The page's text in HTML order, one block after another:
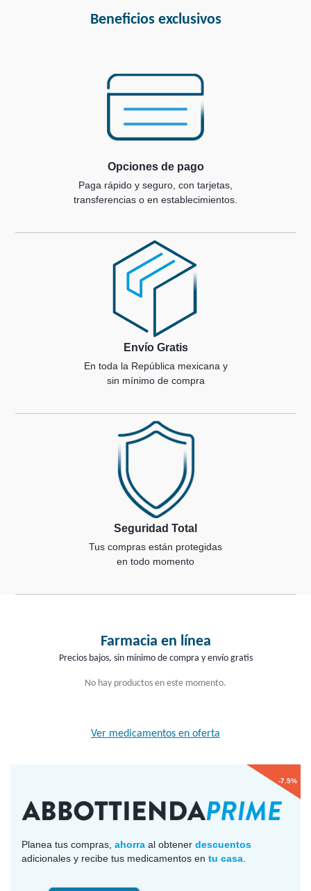
Beneficios exclusivos
Opciones de pago
Paga rápido y seguro, con tarjetas,
transferencias o en establecimientos.
Envío Gratis
En toda la República mexicana y
sin mínimo de compra
Seguridad Total
Tus compras están protegidas
en todo momento
Farmacia en línea
Precios bajos, sin mínimo de compra y envío gratis
No hay productos en este momento.
Ver medicamentos en oferta
-7.5%
Planea tus compras, ahorra al obtener descuentos
adicionales y recibe tus medicamentos en tu casa.